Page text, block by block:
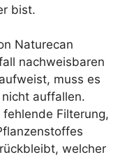
bist.
Naturecan
nachweisbaren
muss es
auffallen.
Filterung,
welcher